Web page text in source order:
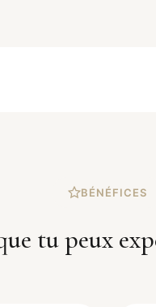
BÉNÉFICES
tu peux